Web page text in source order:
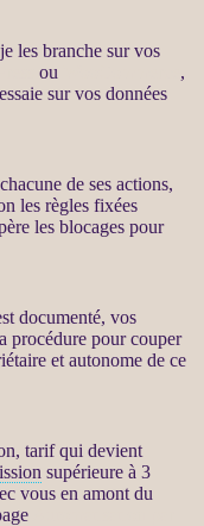
les branche sur vos
ou
,
sur vos données
de ses actions,
les règles fixées
les blocages pour
documenté, vos
procédure pour couper
et autonome de ce
tarif qui devient
supérieure à 3
vous en amont du